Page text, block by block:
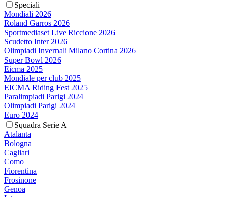
Speciali
Mondiali 2026
Roland Garros 2026
Sportmediaset Live Riccione 2026
Scudetto Inter 2026
Olimpiadi Invernali Milano Cortina 2026
Super Bowl 2026
Eicma 2025
Mondiale per club 2025
EICMA Riding Fest 2025
Paralimpiadi Parigi 2024
Olimpiadi Parigi 2024
Euro 2024
Squadra Serie A
Atalanta
Bologna
Cagliari
Como
Fiorentina
Frosinone
Genoa